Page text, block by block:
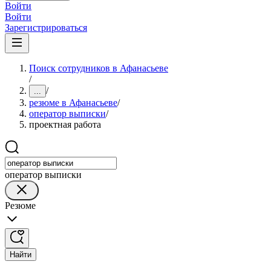
Войти
Войти
Зарегистрироваться
Поиск сотрудников в Афанасьеве
/
... /
резюме в Афанасьеве/
оператор выписки/
проектная работа
оператор выписки
Резюме
Найти